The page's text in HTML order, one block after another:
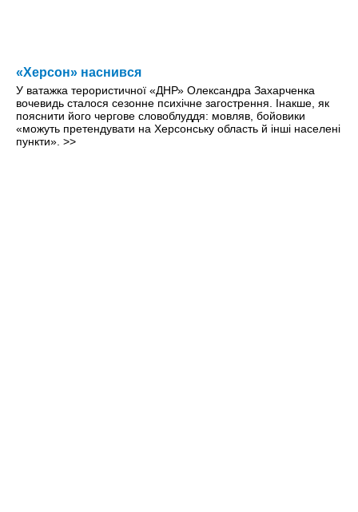
«Херсон» наснився
У ватажка терористичної «ДНР» Олександра Захарченка
вочевидь сталося сезонне психічне загострення. Інакше, як
пояснити його чергове словоблуддя: мовляв, бойовики
«можуть претендувати на Херсонську область й інші населені
пункти». >>